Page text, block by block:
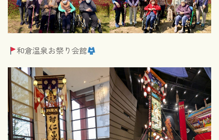
和倉温泉お祭り会館